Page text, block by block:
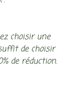
choisir une
de choisir
de réduction.